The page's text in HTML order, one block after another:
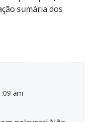
sumária dos
am